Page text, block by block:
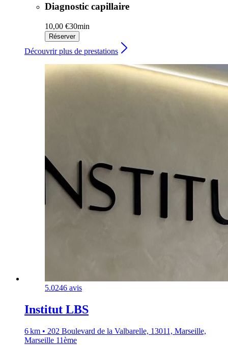
Diagnostic capillaire
10,00 €30min
Réserver
Découvrir plus de prestations
5.0246 avis
Institut LBS
6 km • 202 Boulevard de la Valbarelle, 13011, Marseille,
Marseille 11ème